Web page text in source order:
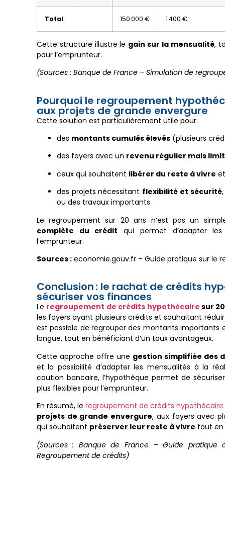
Total 150 000 € 1 400 €
Cette structure illustre le gain sur la mensualité,
pour l’emprunteur.
(Sources : Banque de France – Simulation de
Pourquoi le regroupement
aux projets de grande envergure
Cette solution est particulièrement utile pour :
des montants cumulés élevés(plusieurs
des foyers avec un revenu régulier mais
ceux qui souhaitent libérer du reste à vivre
des projets nécessitant flexibilité et sécurité
ou des travaux importants.
Le regroupement sur 20 ans n’est pas un
complète du crédit qui permet d’adapter
l’emprunteur.
Sources :economie.gouv.fr – Guide pratique sur le
Conclusion : le rachat de crédits
sécuriser vos finances
Le regroupement de crédits hypothécaire sur
les foyers ayant plusieurs crédits et souhaitant
est possible de regrouper des montants importants
longue, tout en bénéficiant d’un taux avantageux.
Cette approche offre une gestion simplifiée des
et la possibilité d’adapter les mensualités à la
caution bancaire, l’hypothèque permet de
plus flexibles pour l’emprunteur.
En résumé, le regroupement de crédits hypothécaire
projets de grande envergure, aux foyers avec
qui souhaitent préserver leur reste à vivre tout en
(Sources : Banque de France – Guide pratique
Regroupement de crédits)